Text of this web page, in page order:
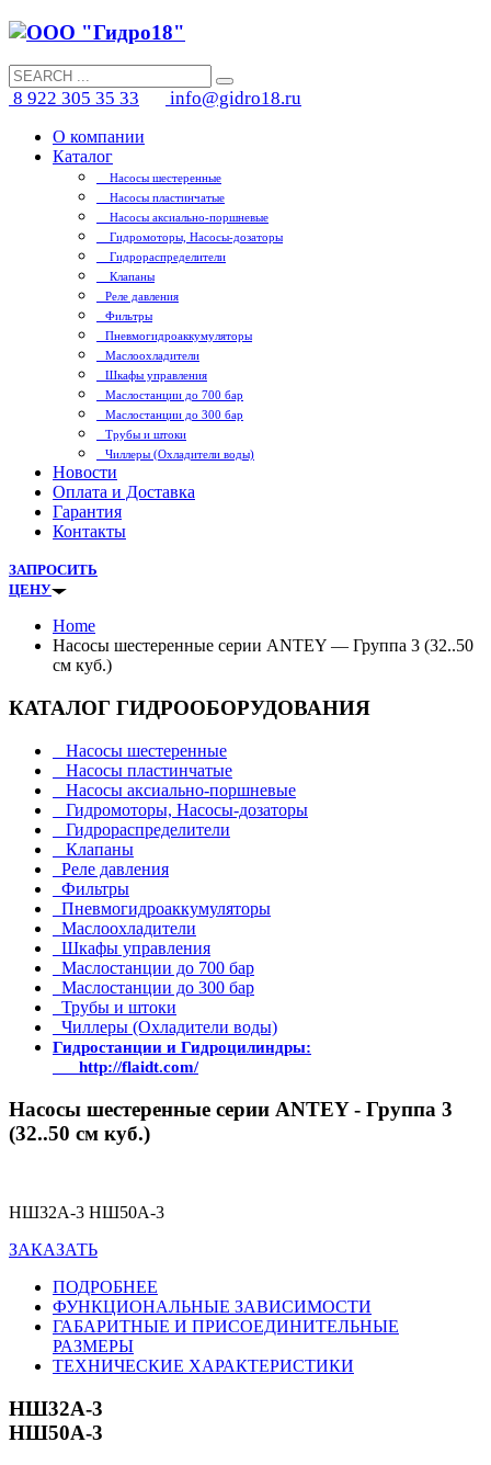
8 922 305 35 33 info@gidro18.ru
О компании
Каталог
Насосы шестеренные
Насосы пластинчатые
Насосы аксиально-поршневые
Гидромоторы, Насосы-дозаторы
Гидрораспределители
Клапаны
Реле давления
Фильтры
Пневмогидроаккумуляторы
Маслоохладители
Шкафы управления
Маслостанции до 700 бар
Маслостанции до 300 бар
Трубы и штоки
Чиллеры (Охладители воды)
Новости
Оплата и Доставка
Гарантия
Контакты
ЗАПРОСИТЬ
ЦЕНУ
Home
Насосы шестеренные серии ANTEY — Группа 3 (32..50
см куб.)
КАТАЛОГ ГИДРООБОРУДОВАНИЯ
Насосы шестеренные
Насосы пластинчатые
Насосы аксиально-поршневые
Гидромоторы, Насосы-дозаторы
Гидрораспределители
Клапаны
Реле давления
Фильтры
Пневмогидроаккумуляторы
Маслоохладители
Шкафы управления
Маслостанции до 700 бар
Маслостанции до 300 бар
Трубы и штоки
Чиллеры (Охладители воды)
Гидростанции и Гидроцилиндры:
http://flaidt.com/
Насосы шестеренные серии ANTEY - Группа 3
(32..50 см куб.)
НШ32А-3 НШ50А-3
ЗАКАЗАТЬ
ПОДРОБНЕЕ
ФУНКЦИОНАЛЬНЫЕ ЗАВИСИМОСТИ
ГАБАРИТНЫЕ И ПРИСОЕДИНИТЕЛЬНЫЕ
РАЗМЕРЫ
ТЕХНИЧЕСКИЕ ХАРАКТЕРИСТИКИ
НШ32А-3
НШ50А-3